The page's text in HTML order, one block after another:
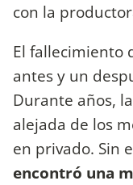
con la
El fallecimiento
antes y un
Durante años,
alejada de los
en privado. Sin
encontró una